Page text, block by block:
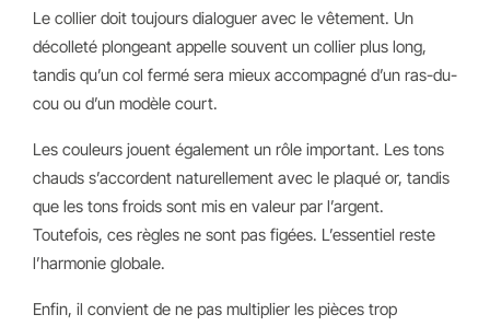
Le collier doit toujours dialoguer avec le vêtement. Un
décolleté plongeant appelle souvent un collier plus long,
tandis qu’un col fermé sera mieux accompagné d’un ras-du-
cou ou d’un modèle court.
Les couleurs jouent également un rôle important. Les tons
chauds s’accordent naturellement avec le plaqué or, tandis
que les tons froids sont mis en valeur par l’argent.
Toutefois, ces règles ne sont pas figées. L’essentiel reste
l’harmonie globale.
Enfin, il convient de ne pas multiplier les pièces trop